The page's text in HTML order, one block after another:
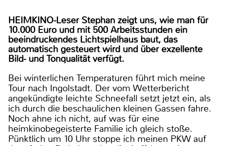
HEIMKINO-Leser Stephan zeigt uns, wie man für
10.000 Euro und mit 500 Arbeitsstunden ein
beeindruckendes Lichtspielhaus baut, das
automatisch gesteuert wird und über exzellente
Bild- und Tonqualität verfügt.
Bei winterlichen Temperaturen führt mich meine
Tour nach Ingolstadt. Der vom Wetterbericht
angekündigte leichte Schneefall setzt jetzt ein, als
ich durch die beschaulichen kleinen Gassen fahre.
Noch ahne ich nicht, auf was für eine
heimkinobegeisterte Familie ich gleich stoße.
Pünktlich um 10 Uhr stoppe ich meinen PKW auf